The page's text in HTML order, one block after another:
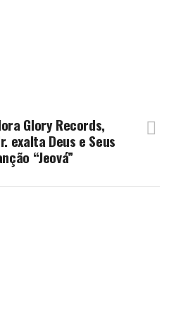
Glory Records,
exalta Deus e Seus
“Jeová”